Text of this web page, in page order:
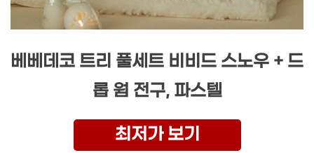
베베데코 트리 풀세트 비비드 스노우 + 드
롭 웜 전구, 파스텔
최저가 보기